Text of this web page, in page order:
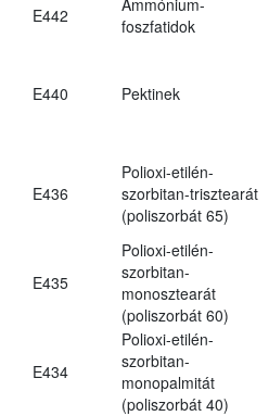
E442
foszfatidok
E440 Pektinek
E436
Polioxi-etilén-
szorbitan-trisztearát
(poliszorbát 65)
E435
Polioxi-etilén-
szorbitan-
monosztearát
(poliszorbát 60)
E434
Polioxi-etilén-
szorbitan-
monopalmitát
(poliszorbát 40)